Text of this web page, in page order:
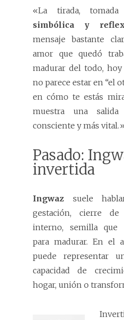
«La tirada,
simbólica y
mensaje bastante
amor que quedó
madurar del todo,
no parece estar en “el
en cómo te estás
muestra una salida
consciente y más vital.»
Pasado:
invertida
Ingwaz suele
gestación, cierre de
interno, semilla que
para madurar. En el
puede representar
capacidad de
hogar, unión o